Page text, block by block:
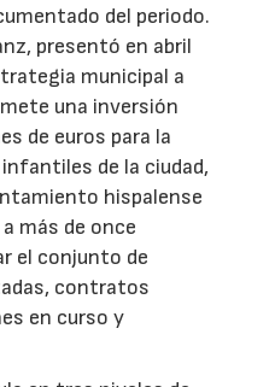
del periodo.
presentó en abril
municipal a
una inversión
de euros para la
de la ciudad,
hispalense
más de once
el conjunto de
contratos
en curso y